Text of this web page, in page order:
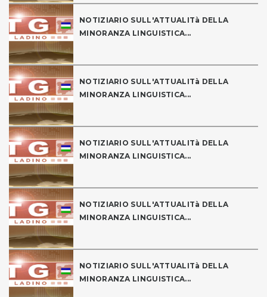
NOTIZIARIO SULL'ATTUALITà DELLA
MINORANZA LINGUISTICA...
NOTIZIARIO SULL'ATTUALITà DELLA
MINORANZA LINGUISTICA...
NOTIZIARIO SULL'ATTUALITà DELLA
MINORANZA LINGUISTICA...
NOTIZIARIO SULL'ATTUALITà DELLA
MINORANZA LINGUISTICA...
NOTIZIARIO SULL'ATTUALITà DELLA
MINORANZA LINGUISTICA...